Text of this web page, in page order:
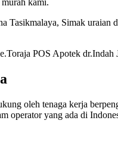
Tasikmalaya, Simak uraian
POS Apotek dr.Indah
oleh tenaga kerja
operator yang ada di